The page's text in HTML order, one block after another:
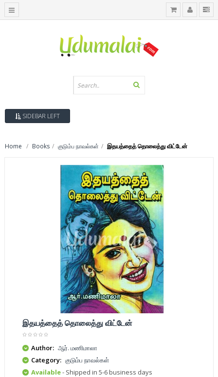
SIDEBAR LEFT
Home Books குடும்ப நாவல்கள் இதயத்தைத் தொலைத்து விட்டேன்
இதயத்தைத் தொலைத்து விட்டேன்
Author: ஆர். மணிமாலா
Category: குடும்ப நாவல்கள்
Available- Shipped in 5-6 business days